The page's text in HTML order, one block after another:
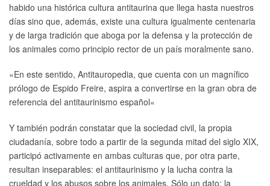
habido una histórica cultura antitaurina que llega hasta nuestros
días sino que, además, existe una cultura igualmente centenaria
y de larga tradición que aboga por la defensa y la protección de
los animales como principio rector de un país moralmente sano.
«En este sentido, Antitauropedia, que cuenta con un magnífico
prólogo de Espido Freire, aspira a convertirse en la gran obra de
referencia del antitaurinismo español«
Y también podrán constatar que la sociedad civil, la propia
ciudadanía, sobre todo a partir de la segunda mitad del siglo XIX,
participó activamente en ambas culturas que, por otra parte,
resultan inseparables: el antitaurinismo y la lucha contra la
crueldad y los abusos sobre los animales. Sólo un dato: la